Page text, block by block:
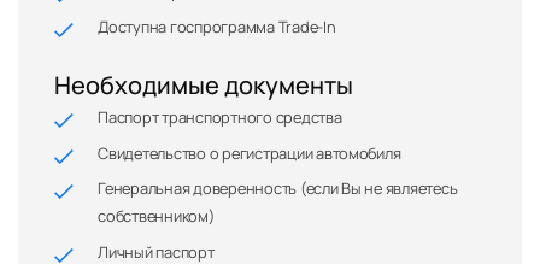
Доступна госпрограмма Trade-In
Необходимые документы
Паспорт транспортного средства
Свидетельство о регистрации автомобиля
Генеральная доверенность (если Вы не являетесь
собственником)
Личный паспорт